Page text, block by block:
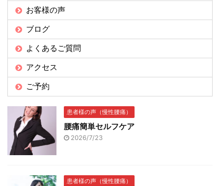
お客様の声
ブログ
よくあるご質問
アクセス
ご予約
患者様の声（慢性腰痛）
腰痛簡単セルフケア
2026/7/23
患者様の声（慢性腰痛）